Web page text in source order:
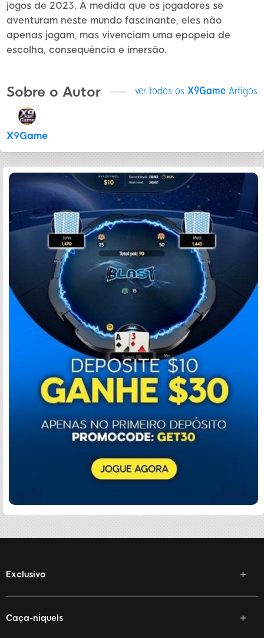
jogos de 2023. À medida que os jogadores se
aventuram neste mundo fascinante, eles não
apenas jogam, mas vivenciam uma epopeia de
escolha, consequência e imersão.
Sobre o Autor ver todos os X9Game Artigos
X9Game
Exclusivo
Caça-níqueis